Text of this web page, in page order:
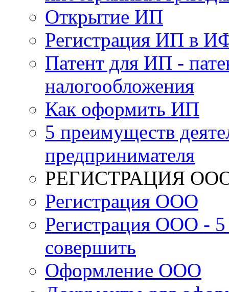
Открытие ИП
Регистрация ИП в
Патент для ИП -
налогообложения
Как оформить ИП
5 преимуществ
предпринимателя
РЕГИСТРАЦИЯ
Регистрация ООО
Регистрация ООО -
совершить
Оформление ООО